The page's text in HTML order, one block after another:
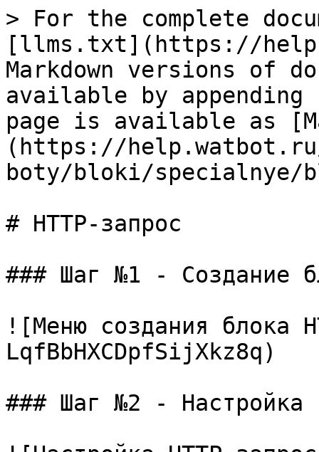
> For the complete
[llms.txt](https://
Markdown versions of
available by
page is available as
(https://
boty/bloki/specialnye/
# HTTP-запрос
### Шаг №1 - Создание
![Меню создания
LqfBbHXCDpfSijXkz8q)
### Шаг №2 - Настройка